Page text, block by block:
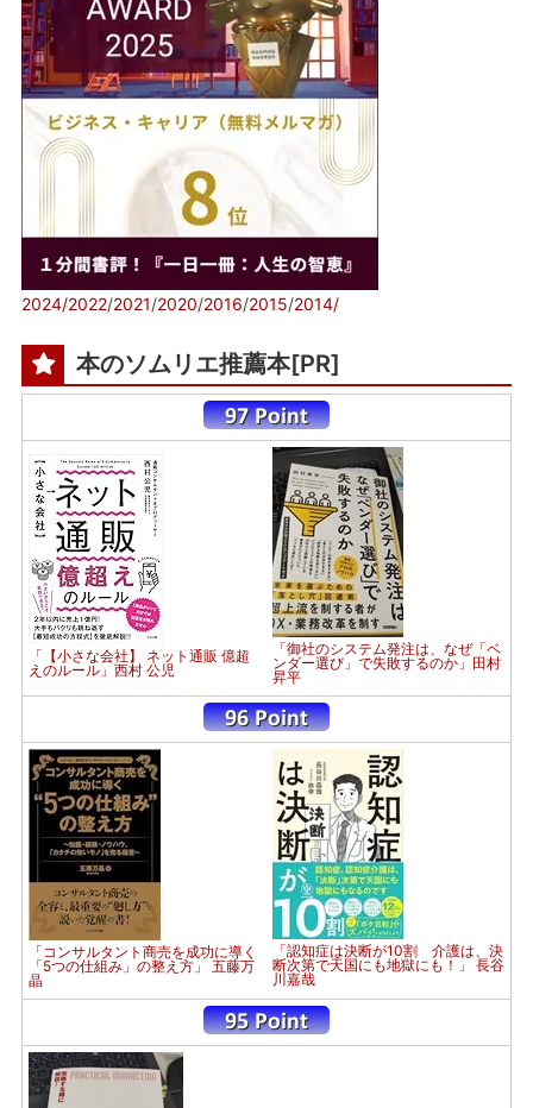
2024/2022/2021/2020/2016/2015/2014/
本のソムリエ推薦本[PR]
「【小さな会社】 ネット通販 億超
えのルール」西村 公児
「御社のシステム発注は、なぜ「ベ
ンダー選び」で失敗するのか」田村
昇平
「コンサルタント商売を成功に導く
「5つの仕組み」の整え方」 五藤万
晶
「認知症は決断が10割 介護は、決
断次第で天国にも地獄にも！」 長谷
川嘉哉